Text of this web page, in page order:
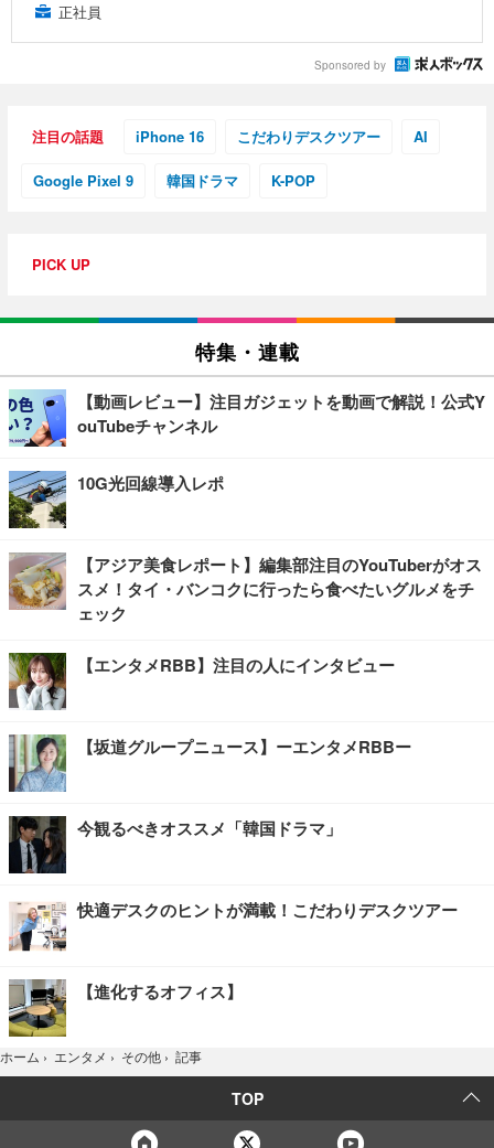
正社員
Sponsored by
注目の話題 iPhone 16 こだわりデスクツアー AI
Google Pixel 9 韓国ドラマ K-POP
PICK UP
特集・連載
【動画レビュー】注目ガジェットを動画で解説！公式Y
ouTubeチャンネル
10G光回線導入レポ
【アジア美食レポート】編集部注目のYouTuberがオス
スメ！タイ・バンコクに行ったら食べたいグルメをチ
ェック
【エンタメRBB】注目の人にインタビュー
【坂道グループニュース】ーエンタメRBBー
今観るべきオススメ「韓国ドラマ」
快適デスクのヒントが満載！こだわりデスクツアー
【進化するオフィス】
ホーム › エンタメ › その他 › 記事
TOP